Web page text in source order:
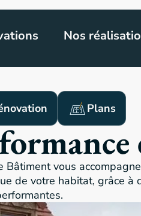
Nos
Plans
Bâtiment vous
de votre habitat, grâce à